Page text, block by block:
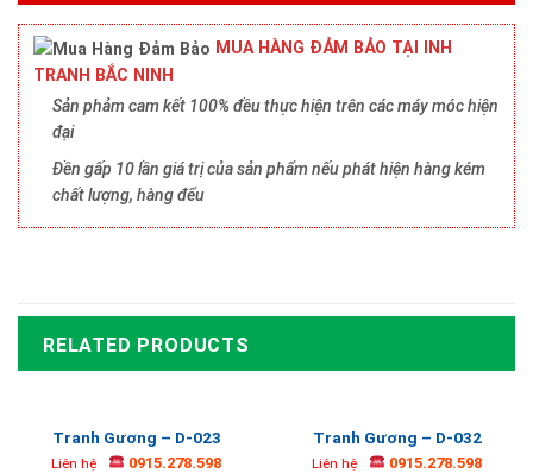
MUA HÀNG ĐẢM BẢO TẠI INH
TRANH BẮC NINH
Sản phảm cam kết 100% đều thực hiện trên các máy móc hiện
đại
Đền gấp 10 lần giá trị của sản phẩm nếu phát hiện hàng kém
chất lượng, hàng đểu
RELATED PRODUCTS
Tranh Gương – D-023
Liên hệ 0915.278.598
Tranh Gương – D-032
Liên hệ 0915.278.598